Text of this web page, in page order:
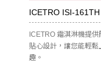
ICETRO ISI-
ICETRO 霜淇淋機提
貼心設計，讓您能輕
趣。